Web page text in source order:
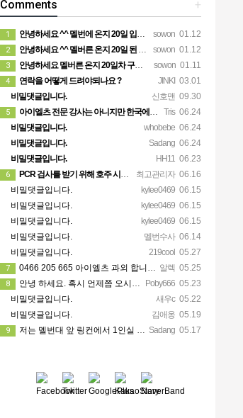
+
Comments
sowon 01.12
1
안녕하세요 ^^ 멜번에 온지 20일 입니다. 말문이라도 열어보려고 글 보냅니다. 정말 반가운 소식인데 시간이…
sowon 01.12
2
안녕하세요 ^^ 멜버른 온지 20일 된 시니어 여자입니다. 생소한 곳이다보니 말문이라도 열어보려고 문자 드려…
sowon 01.11
3
안녕하세요 멜버른 온지 20일차 구경잘했습니다. 그림이 내마음입니다.
JINKI 03.01
4
연락을 어떻게 드려야되나요 ?
신호맨 09.30
비밀댓글입니다.
Tris 06.24
5
아이엘츠 전문 강사는 아니지만 한국에서 아이엘츠 목표점수(6.0)통과하고 호주대학 입학했어요 연락주시면 제가…
whobebe 06.24
비밀댓글입니다.
Sadang 06.24
비밀댓글입니다.
HH11 06.23
비밀댓글입니다.
최고관리자 06.16
6
PCR 검사를 받기 위해 호주 시민이나 영주권자일 필요는 없습니다. 가까운 무료 검사 클리닉에 방문 하시면 …
kylee0469 06.15
비밀댓글입니다.
kylee0469 06.15
비밀댓글입니다.
kylee0469 06.15
비밀댓글입니다.
멜번수사 06.14
비밀댓글입니다.
219cool 05.27
비밀댓글입니다.
알렉 05.25
7
0466 205 665 아이엘츠 과외 합니다 연락주세요!
Poby666 05.23
8
안녕 하세요. 혹시 언제쯤 오시나요 ? 저는 퍼스로 이주 하려고 하는데 이삿짐 회사 찾기가 쉽지 않네요. 혹…
새우c 05.22
비밀댓글입니다.
김애옹 05.19
비밀댓글입니다.
Sadang 05.17
9 저는 멜번대 앞 링컨에서 1인실 6개월 예약걸어놨어요!